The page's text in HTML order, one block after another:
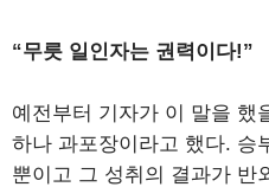
“무릇 일인자는 권력이다!”
예전부터 기자가 이 말을 했
하나 과포장이라고 했다. 승
뿐이고 그 성취의 결과가 반